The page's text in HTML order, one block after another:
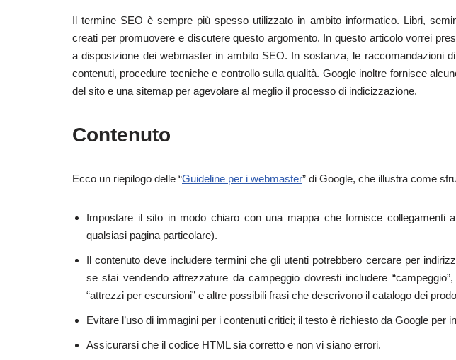
Il termine SEO è sempre più spesso utilizzato in ambito informatico. Libri,
creati per promuovere e discutere questo argomento. In questo articolo vorrei
a disposizione dei webmaster in ambito SEO. In sostanza, le raccomandazioni
contenuti, procedure tecniche e controllo sulla qualità. Google inoltre fornisce
del sito e una sitemap per agevolare al meglio il processo di indicizzazione.
Contenuto
Ecco un riepilogo delle “Guideline per i webmaster” di Google, che illustra come
Impostare il sito in modo chiaro con una mappa che fornisce collegamenti
qualsiasi pagina particolare).
Il contenuto deve includere termini che gli utenti potrebbero cercare per
se stai vendendo attrezzature da campeggio dovresti includere “campeggio”,
“attrezzi per escursioni” e altre possibili frasi che descrivono il catalogo dei
Evitare l’uso di immagini per i contenuti critici; il testo è richiesto da Google per
Assicurarsi che il codice HTML sia corretto e non vi siano errori.